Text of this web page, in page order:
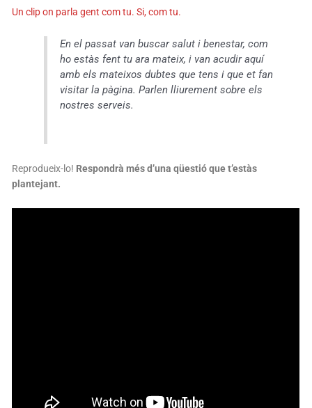
Un clip on parla gent com tu. Si, com tu.
En el passat van buscar salut i benestar, com
ho estàs fent tu ara mateix, i van acudir aquí
amb els mateixos dubtes que tens i que et fan
visitar la pàgina. Parlen lliurement sobre els
nostres serveis.
Reprodueix-lo! Respondrà més d’una qüestió que t’estàs
plantejant.